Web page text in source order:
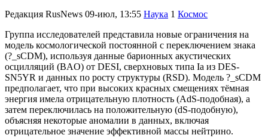
Редакция RusNews 09-июл, 13:55 Наука 1 Космос
Группа исследователей представила новые ограничения на
модель космологической постоянной с переключением знака
(?_sCDM), используя данные барионных акустических
осцилляций (BAO) от DESI, сверхновых типа Ia из DES-
SN5YR и данных по росту структуры (RSD). Модель ?_sCDM
предполагает, что при высоких красных смещениях тёмная
энергия имела отрицательную плотность (AdS-подобная), а
затем переключилась на положительную (dS-подобную),
объясняя некоторые аномалии в данных, включая
отрицательное значение эффективной массы нейтрино.